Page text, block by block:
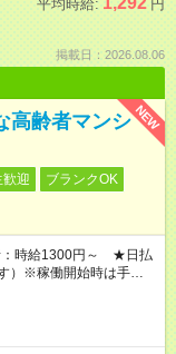
平均時給: 円
掲載日：2026.08.06
NEW
高齢者マンシ
歓迎
ブランクOK
：時給1300円～ ★日払
）※稼働開始時は手続き